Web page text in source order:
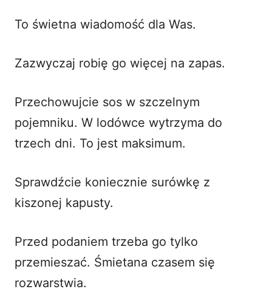
To świetna wiadomość dla Was.
Zazwyczaj robię go więcej na zapas.
Przechowujcie sos w szczelnym
pojemniku. W lodówce wytrzyma do
trzech dni. To jest maksimum.
Sprawdźcie koniecznie surówkę z
kiszonej kapusty.
Przed podaniem trzeba go tylko
przemieszać. Śmietana czasem się
rozwarstwia.